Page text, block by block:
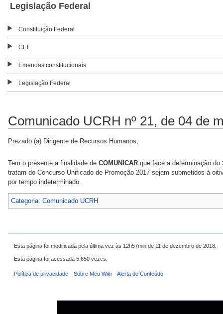
Legislação Federal
Constituição Federal
CLT
Emendas constitucionais
Legislação Federal
Comunicado UCRH nº 21, de 04 de
Prezado (a) Dirigente de Recursos Humanos,
Tem o presente a finalidade de COMUNICAR que face a determinação
tratam do Concurso Unificado de Promoção 2017 sejam submetidos à
por tempo indeterminado.
Categoria: Comunicado UCRH
Esta página foi modificada pela última vez às 12h57min de 11 de dezembro de 2018.
Esta página foi acessada 5 650 vezes.
Política de privacidade Sobre Meu Wiki Alerta de Conteúdo